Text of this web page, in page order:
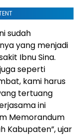
sudah
yang menjadi
Ibnu Sina.
seperti
kami harus
tertuang
ini
Memorandum
Kabupaten”, ujar